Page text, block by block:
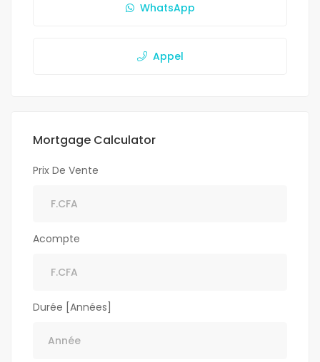
WhatsApp
Appel
Mortgage Calculator
Prix De Vente
Acompte
Durée [Années]